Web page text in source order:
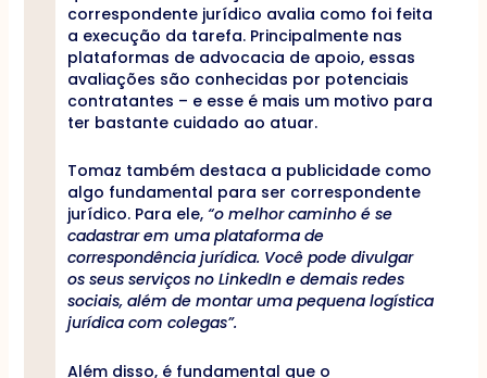
correspondente jurídico avalia como foi feita
a execução da tarefa. Principalmente nas
plataformas de advocacia de apoio, essas
avaliações são conhecidas por potenciais
contratantes – e esse é mais um motivo para
ter bastante cuidado ao atuar.
Tomaz também destaca a publicidade como
algo fundamental para ser correspondente
jurídico. Para ele, “o melhor caminho é se
cadastrar em uma plataforma de
correspondência jurídica. Você pode divulgar
os seus serviços no LinkedIn e demais redes
sociais, além de montar uma pequena logística
jurídica com colegas”.
Além disso, é fundamental que o